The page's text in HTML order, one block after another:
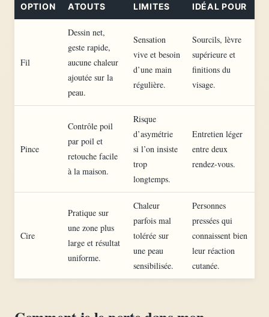
OPTION ATOUTS LIMITES IDÉAL POUR
Fil
Dessin net,
geste rapide,
aucune chaleur
ajoutée sur la
peau.
Sensation
vive et besoin
d’une main
régulière.
Sourcils, lèvre
supérieure et
finitions du
visage.
Pince
Contrôle poil
par poil et
retouche facile
à la maison.
Risque
d’asymétrie
si l’on insiste
trop
longtemps.
Entretien léger
entre deux
rendez-vous.
Cire
Pratique sur
une zone plus
large et résultat
uniforme.
Chaleur
parfois mal
tolérée sur
une peau
sensibilisée.
Personnes
pressées qui
connaissent bien
leur réaction
cutanée.